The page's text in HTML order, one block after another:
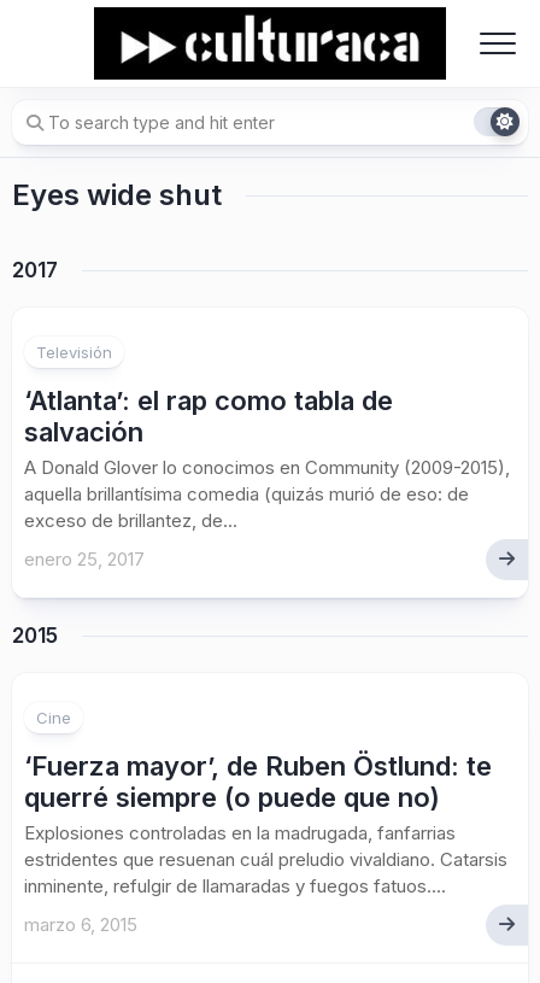
Eyes wide shut
2017
Televisión
‘Atlanta’: el rap como tabla de
salvación
A Donald Glover lo conocimos en Community (2009-2015),
aquella brillantísima comedia (quizás murió de eso: de
exceso de brillantez, de...
enero 25, 2017
2015
Cine
‘Fuerza mayor’, de Ruben Östlund: te
querré siempre (o puede que no)
Explosiones controladas en la madrugada, fanfarrias
estridentes que resuenan cuál preludio vivaldiano. Catarsis
inminente, refulgir de llamaradas y fuegos fatuos....
marzo 6, 2015